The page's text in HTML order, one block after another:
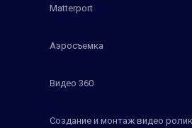
Matterport
Аэросъемка
Видео 360
Создание и монтаж видео